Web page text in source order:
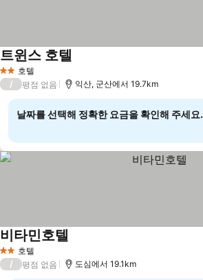
2 성급호텔
트윈스 호텔
/ 평점 없음 익산, 군산에서 19.7km
날짜를 선택해 정확한 요금을 확인해 주세요.
2 성급호텔
비타민호텔
/ 평점 없음 도심에서 19.1km